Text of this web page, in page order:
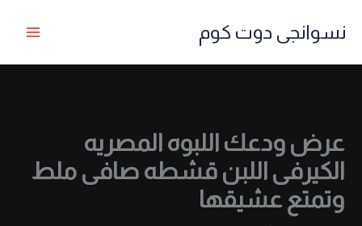
نسوانجى دوت كوم
عرض ودعك اللبوه المصريه
الكيرفى اللبن قشطه صافى ملط
وتمتع عشيقها